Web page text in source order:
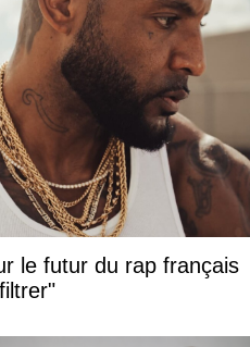
le futur du rap français